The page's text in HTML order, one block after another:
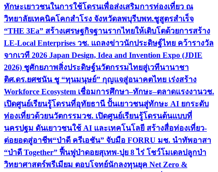
ทักษะเยาวชนในการใช้โดรนเพื่อส่งเสริมการท่องเที่ยว ณ
วิทยาลัยเทคนิคโคกสำโรง จังหวัดลพบุรีบพท.ชูสูตรสำเร็จ
“THE 3Ea” สร้างเศรษฐกิจฐานรากไทยให้เติบโตด้วยการสร้าง
LE-Local Enterprises วช. แถลงข่าวนักประดิษฐ์ไทย คว้ารางวัล
จากเวที 2026 Japan Design, Idea and Invention Expo (JDIE
2026) ชูศักยภาพสิ่งประดิษฐ์นวัตกรรมไทยสู่เวทีนานาชา
ติศ.ดร.ยศชนัน ชู “ทุนมนุษย์” กุญแจสู่อนาคตไทย เร่งสร้าง
Workforce Ecosystem เชื่อมการศึกษา–ทักษะ–ตลาดแรงงานวช.
เปิดศูนย์เรียนรู้โดรนที่อุทัยธานี ปั้นเยาวชนสู่ทักษะ AI ยกระดับ
ท่องเที่ยวด้วยนวัตกรรมวช. เปิดศูนย์เรียนรู้โดรนต้นแบบที่
นครปฐม ดันเยาวชนใช้ AI และเทคโนโลยี สร้างสื่อท่องเที่ยว-
ต่อยอดสู่อาชีพ“ป่าดี ครีเอชัน” จับมือ FORRU มช. นำทัพอาสา
“ป่าดี Together” ฟื้นฟูป่าดอยสุเทพ-ปุย 8 ไร่ โชว์โมเดลปลูกป่า
วิทยาศาสตร์พรีเมียม ตอบโจทย์นักลงทุนยุค Net Zero &